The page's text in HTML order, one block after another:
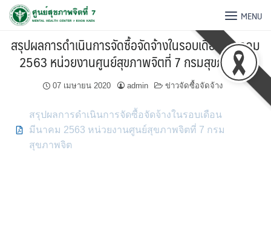
MENU
สรุปผลการดำเนินการจัดซื้อจัดจ้างในรอบเดือน มีนาคม
2563 หน่วยงานศูนย์สุขภาพจิตที่ 7 กรมสุขภาพจิต
07 เมษายน 2020 admin ข่าวจัดซื้อจัดจ้าง
สรุปผลการดำเนินการจัดซื้อจัดจ้างในรอบเดือน
มีนาคม 2563 หน่วยงานศูนย์สุขภาพจิตที่ 7 กรม
สุขภาพจิต